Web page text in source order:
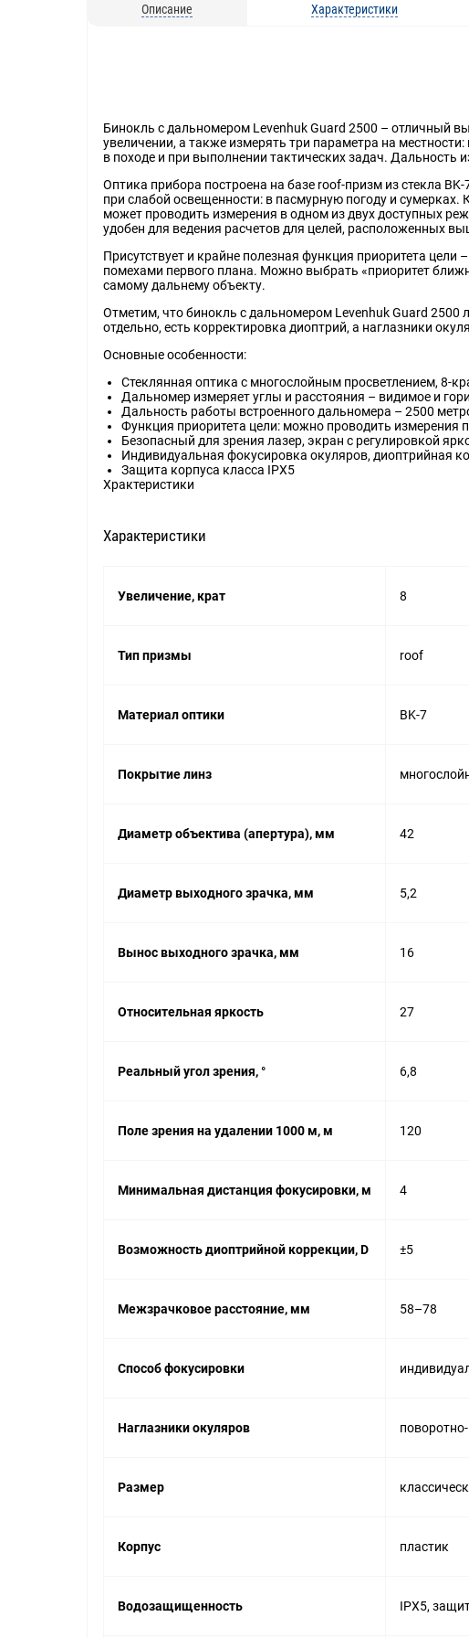
Описание Характеристики
Бинокль с дальномером Levenhuk Guard 2500 – отличный
увеличении, а также измерять три параметра на
в походе и при выполнении тактических задач. Дальность
Оптика прибора построена на базе roof-призм из стекла
при слабой освещенности: в пасмурную погоду и
может проводить измерения в одном из двух доступных
удобен для ведения расчетов для целей, расположенных
Присутствует и крайне полезная функция приоритета
помехами первого плана. Можно выбрать «приоритет
самому дальнему объекту.
Отметим, что бинокль с дальномером Levenhuk Guard 2500
отдельно, есть корректировка диоптрий, а наглазники
Основные особенности:
Стеклянная оптика с многослойным просветлением, 8-
Дальномер измеряет углы и расстояния – видимое и
Дальность работы встроенного дальномера – 2500
Функция приоритета цели: можно проводить
Безопасный для зрения лазер, экран с регулировкой
Индивидуальная фокусировка окуляров, диоптрийная
Защита корпуса класса IPX5
Храктеристики
Характеристики
Увеличение, крат 8
Тип призмы roof
Материал оптики BK-7
Покрытие линз
Диаметр объектива (апертура), мм 42
Диаметр выходного зрачка, мм 5,2
Вынос выходного зрачка, мм 16
Относительная яркость 27
Реальный угол зрения, ° 6,8
Поле зрения на удалении 1000 м, м 120
Минимальная дистанция фокусировки, м 4
Возможность диоптрийной коррекции, D ±5
Межзрачковое расстояние, мм 58–78
Способ фокусировки
Наглазники окуляров
Размер
Корпус пластик
Водозащищенность IPX5,